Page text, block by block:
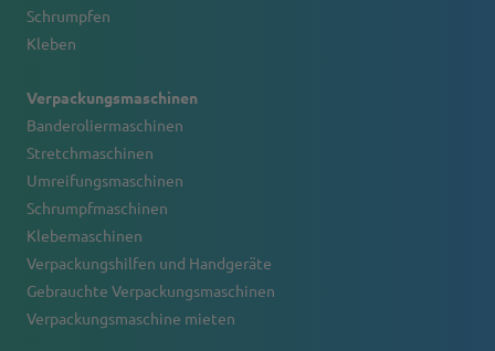
Schrumpfen
Kleben
Verpackungsmaschinen
Banderoliermaschinen
Stretchmaschinen
Umreifungsmaschinen
Schrumpfmaschinen
Klebemaschinen
Verpackungshilfen und Handgeräte
Gebrauchte Verpackungsmaschinen
Verpackungsmaschine mieten